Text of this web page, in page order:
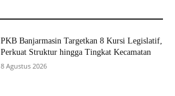
PKB Banjarmasin Targetkan 8 Kursi Legislatif,
Perkuat Struktur hingga Tingkat Kecamatan
8 Agustus 2026